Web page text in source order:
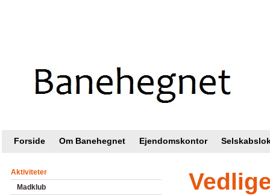
Forside Om Banehegnet Ejendomskontor
Aktiviteter
Madklub